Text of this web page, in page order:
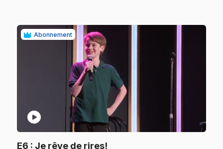
Abonnement
play_circle
E6 : Je rêve de rires!